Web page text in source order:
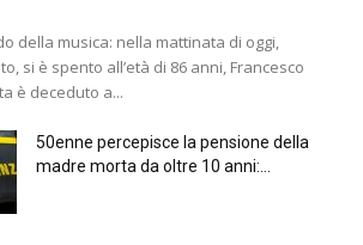
della musica: nella mattinata di oggi,
si è spento all’età di 86 anni, Francesco
è deceduto a...
50enne percepisce la pensione della
madre morta da oltre 10 anni:...